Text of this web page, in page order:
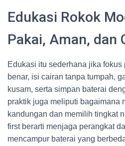
Edukasi Rokok
Pakai, Aman, dan
Edukasi itu sederhana jika
benar, isi cairan tanpa tumpah,
kusam, serta simpan baterai
praktik juga meliputi bagaimana
kandungan dan memilih tingkat
first berarti menjaga perangkat
mencampur baterai yang